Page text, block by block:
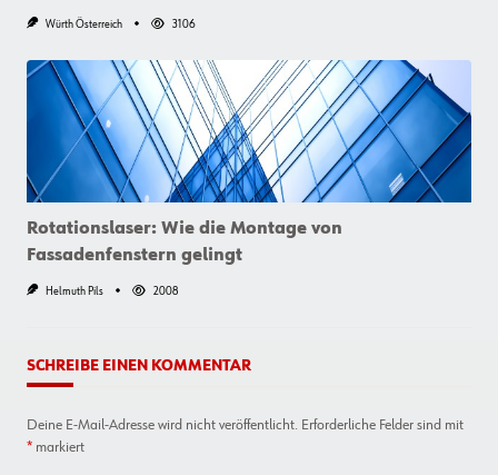
Würth Österreich 3106
Rotationslaser: Wie die Montage von
Fassadenfenstern gelingt
Helmuth Pils 2008
SCHREIBE EINEN KOMMENTAR
Deine E-Mail-Adresse wird nicht veröffentlicht. Erforderliche Felder sind mit
* markiert